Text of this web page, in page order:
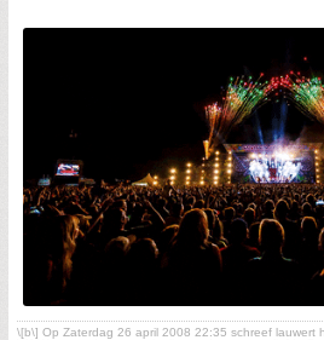
\[b\] Op Zaterdag 26 april 2008 22:35 schreef lauwert